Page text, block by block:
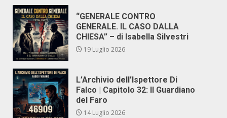
“GENERALE CONTRO
GENERALE. IL CASO DALLA
CHIESA” – di Isabella Silvestri
19 Luglio 2026
L’Archivio dell’Ispettore Di
Falco | Capitolo 32: Il Guardiano
del Faro
14 Luglio 2026